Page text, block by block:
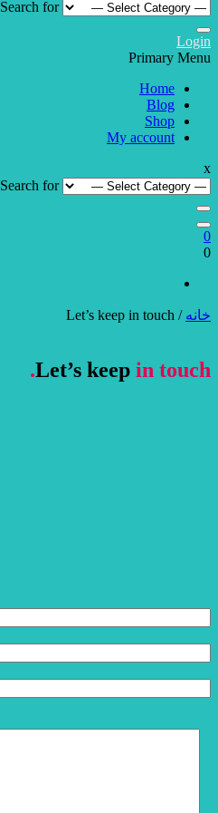
Search for:
Login
Primary Menu
Home
Blog
Shop
My account
x
Search for:
0
0
خانه / Let’s keep in touch
Let’s keepin touch.